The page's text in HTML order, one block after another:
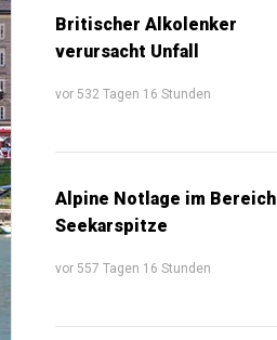
Britischer Alkolenker
verursacht Unfall
vor 532 Tagen 16 Stunden
Alpine Notlage im Bereich
Seekarspitze
vor 557 Tagen 16 Stunden